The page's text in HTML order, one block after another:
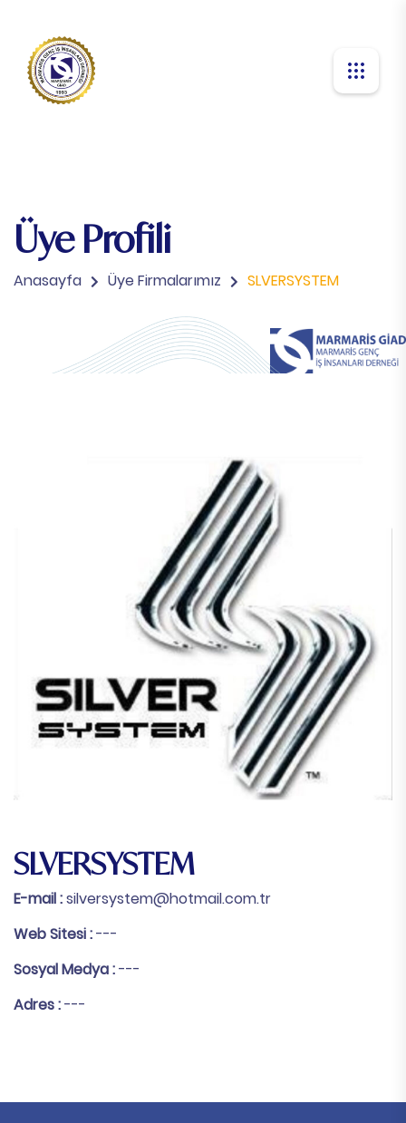
Üye Profili
Anasayfa Üye Firmalarımız SLVERSYSTEM
SLVERSYSTEM
E-mail :silversystem@hotmail.com.tr
Web Sitesi :---
Sosyal Medya :---
Adres :---